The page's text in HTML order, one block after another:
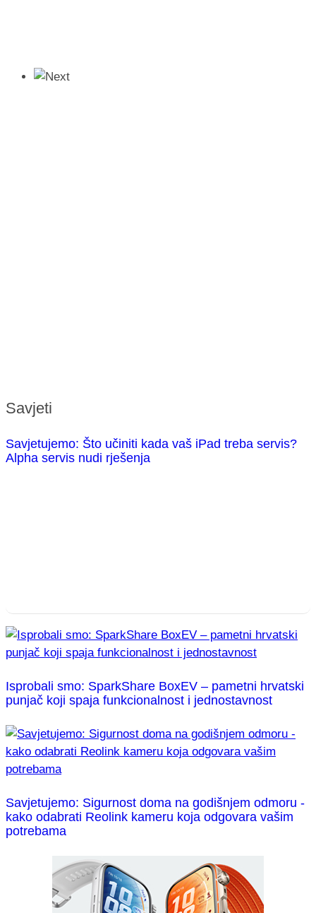
Savjeti
Savjetujemo: Što učiniti kada vaš iPad treba servis?
Alpha servis nudi rješenja
Isprobali smo: SparkShare BoxEV – pametni hrvatski
punjač koji spaja funkcionalnost i jednostavnost
Savjetujemo: Sigurnost doma na godišnjem odmoru -
kako odabrati Reolink kameru koja odgovara vašim
potrebama